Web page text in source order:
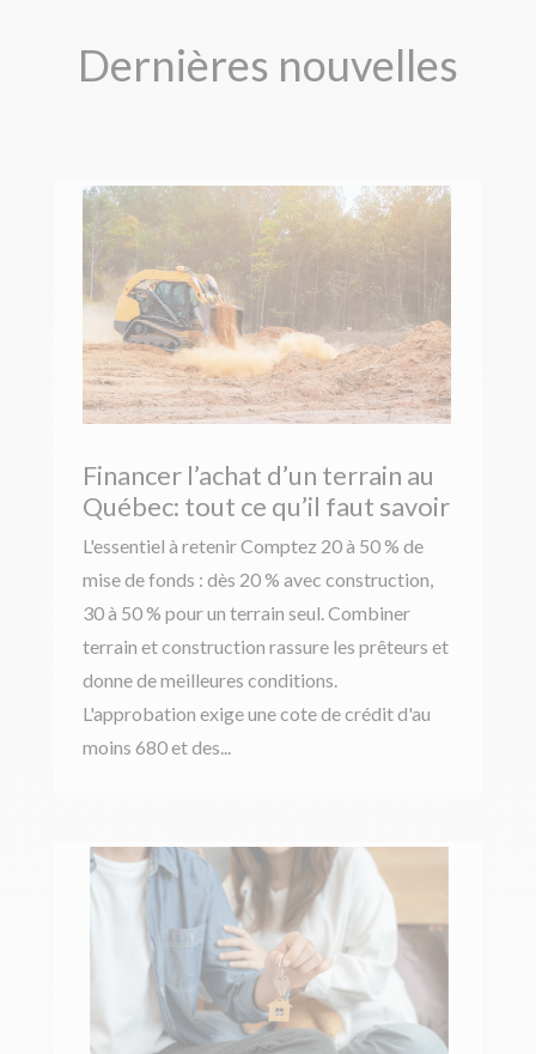
Dernières nouvelles
Financer l’achat d’un terrain au
Québec: tout ce qu’il faut savoir
L'essentiel à retenir Comptez 20 à 50 % de
mise de fonds : dès 20 % avec construction,
30 à 50 % pour un terrain seul. Combiner
terrain et construction rassure les prêteurs et
donne de meilleures conditions.
L'approbation exige une cote de crédit d'au
moins 680 et des...